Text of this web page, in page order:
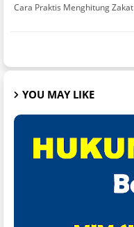
Cara Praktis Menghitung Zakat
YOU MAY LIKE